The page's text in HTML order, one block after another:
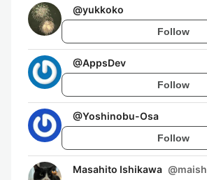
@yukkoko
Follow
@AppsDev
Follow
@Yoshinobu-Osa
Follow
Masahito Ishikawa @